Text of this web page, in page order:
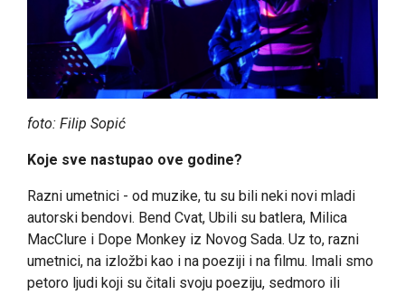
foto: Filip Sopić
Koje sve nastupao ove godine?
Razni umetnici - od muzike, tu su bili neki novi mladi
autorski bendovi. Bend Cvat, Ubili su batlera, Milica
MacClure i Dope Monkey iz Novog Sada. Uz to, razni
umetnici, na izložbi kao i na poeziji i na filmu. Imali smo
petoro ljudi koji su čitali svoju poeziju, sedmoro ili